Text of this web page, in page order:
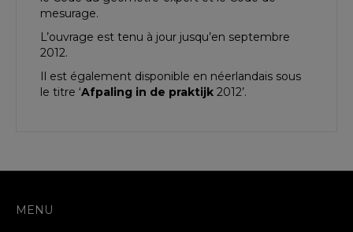
mesurage.
L’ouvrage est tenu à jour jusqu’en septembre
2012.
Il est également disponible en néerlandais sous
le titre ‘Afpaling in de praktijk 2012’.
MENU